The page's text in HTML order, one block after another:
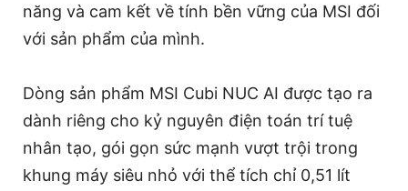
năng và cam kết về tính bền vững của MSI đối
với sản phẩm của mình.
Dòng sản phẩm MSI Cubi NUC AI được tạo ra
dành riêng cho kỷ nguyên điện toán trí tuệ
nhân tạo, gói gọn sức mạnh vượt trội trong
khung máy siêu nhỏ với thể tích chỉ 0,51 lít